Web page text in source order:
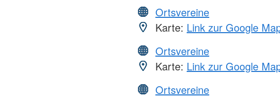
Ortsvereine
Karte: Link zur Google
Ortsvereine
Karte: Link zur Google
Ortsvereine